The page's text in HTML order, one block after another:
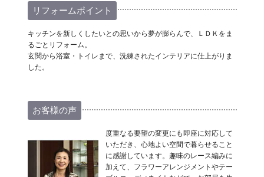
リフォームポイント
キッチンを新しくしたいとの思いから夢が膨らんで、ＬＤＫをま
るごとリフォーム。
玄関から浴室・トイレまで、洗練されたインテリアに仕上がりま
した。
お客様の声
度重なる要望の変更にも即座に対応して
いただき、心地よい空間で暮らせること
に感謝しています。趣味のレース編みに
加えて、フラワーアレンジメントやテー